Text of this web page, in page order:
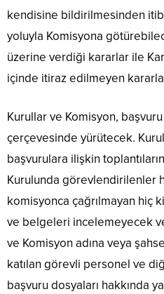
kendisine bildirilmesinden
yoluyla Komisyona
üzerine verdiği kararlar ile
içinde itiraz edilmeyen
Kurullar ve Komisyon,
çerçevesinde yürütecek.
başvurulara ilişkin
Kurulunda görevlendirilenler
komisyonca çağrılmayan hiç
ve belgeleri incelemeyecek
ve Komisyon adına veya
katılan görevli personel ve
başvuru dosyaları hakkında